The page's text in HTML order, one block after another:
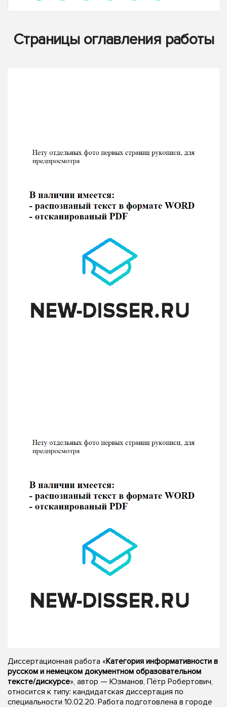
Страницы оглавления работы
Диссертационная работа «Категория информативности в
русском и немецком документном образовательном
тексте/дискурсе», автор — Юзманов, Пётр Робертович,
относится к типу: кандидатская диссертация по
специальности 10.02.20. Работа подготовлена в городе